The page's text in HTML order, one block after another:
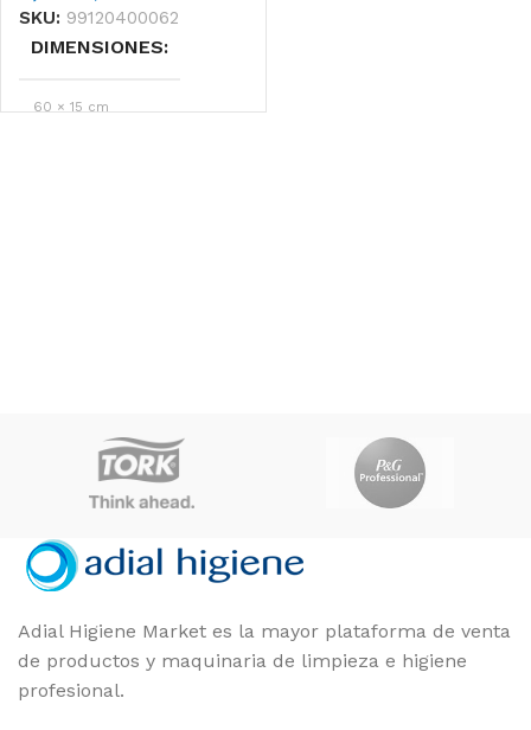
SKU: 99120400062
DIMENSIONES
60 × 15 cm
Adial Higiene Market es la mayor plataforma de venta
de productos y maquinaria de limpieza e higiene
profesional.